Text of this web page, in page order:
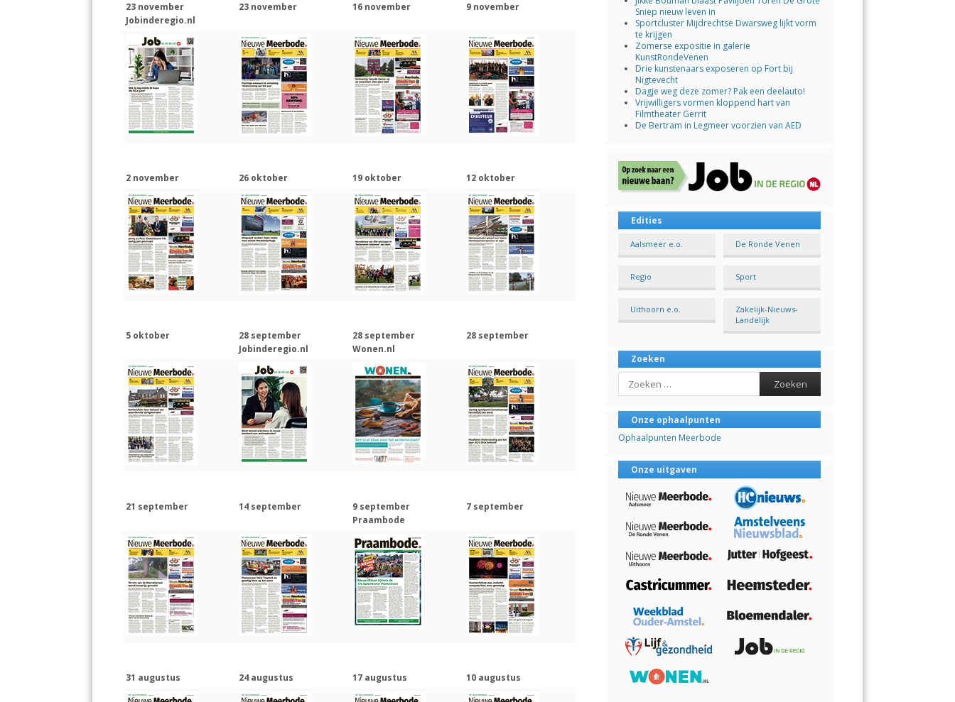
23 november
Jobinderegio.nl
23 november 16 november 9 november
2 november 26 oktober 19 oktober 12 oktober
5 oktober
28 september
Jobinderegio.nl
28 september
Wonen.nl
28 september
21 september 14 september
9 september
Praambode
7 september
31 augustus 24 augustus 17 augustus 10 augustus
Sniep nieuw leven in
Sportcluster Mijdrechtse Dwarsweg lijkt vorm
te krijgen
Zomerse expositie in galerie
KunstRondeVenen
Drie kunstenaars exposeren op Fort bij
Nigtevecht
Dagje weg deze zomer? Pak een deelauto!
Vrijwilligers vormen kloppend hart van
Filmtheater Gerrit
De Bertram in Legmeer voorzien van AED
Edities
Aalsmeer e.o. De Ronde Venen
Regio Sport
Uithoorn e.o.
Zakelijk-Nieuws-
Landelijk
Zoeken
Search
Onze ophaalpunten
Ophaalpunten Meerbode
Onze uitgaven